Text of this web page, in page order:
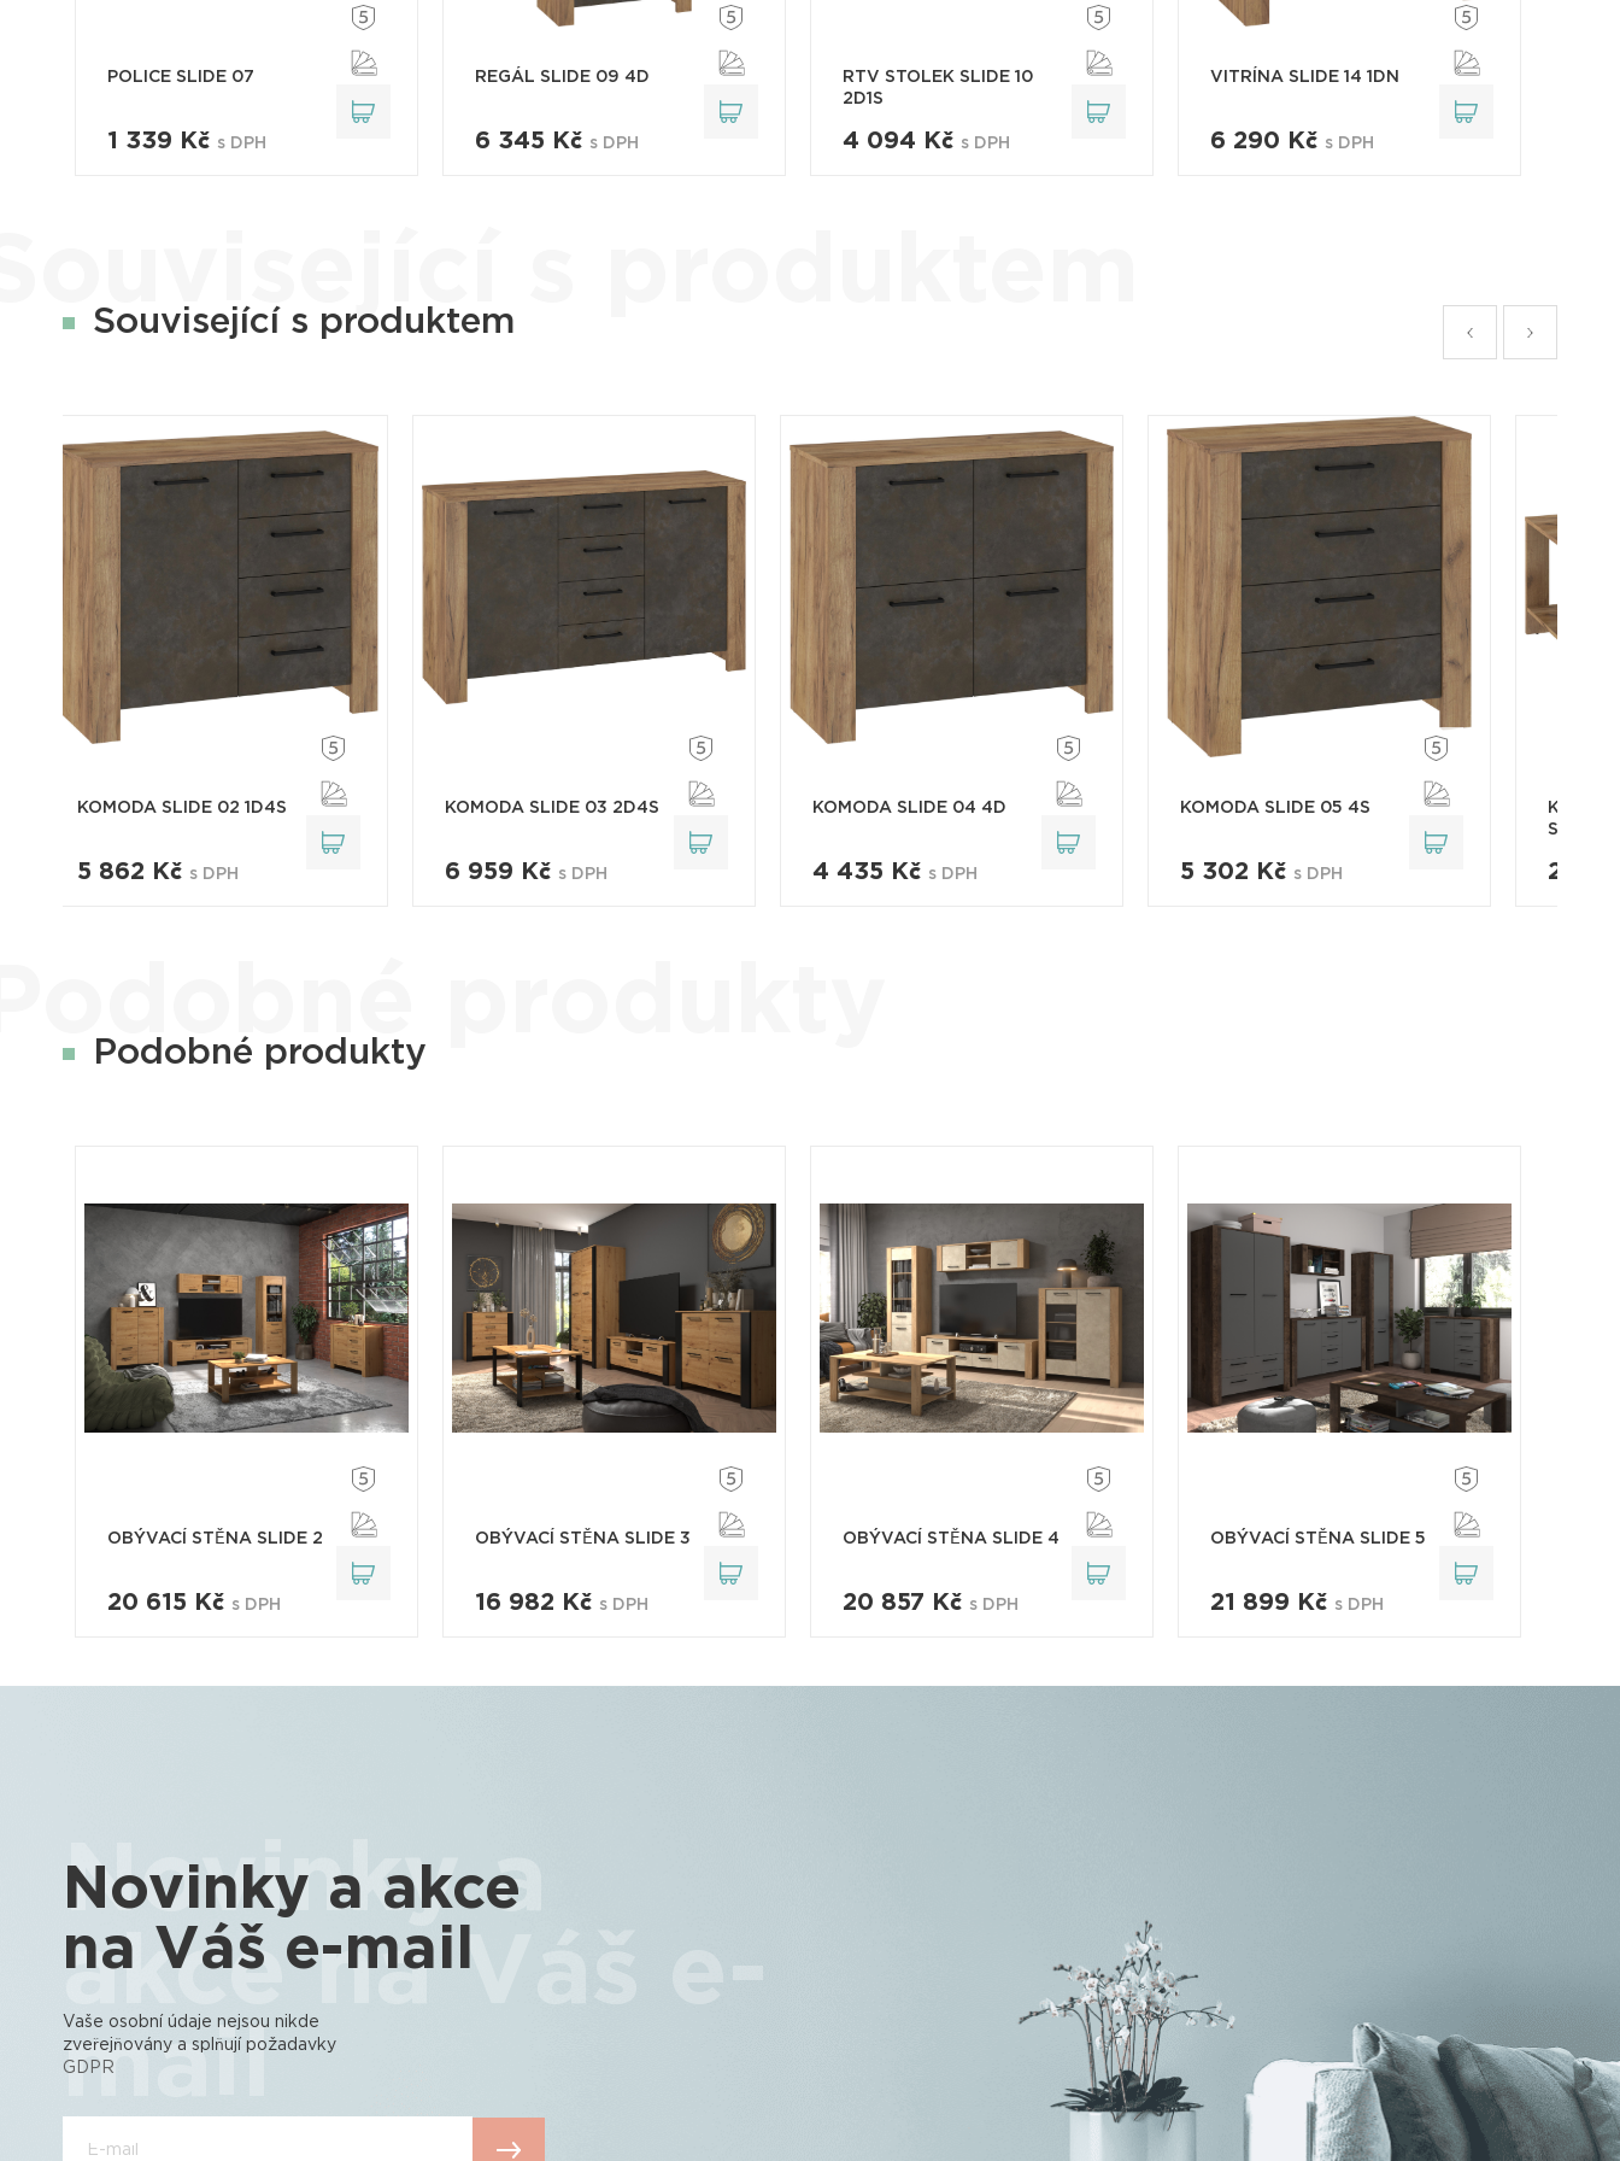
POLICE SLIDE 07
1 339 Kč s DPH
REGÁL SLIDE 09 4D
6 345 Kč s DPH
RTV STOLEK SLIDE 10
2D1S
4 094 Kč s DPH
VITRÍNA SLIDE 14 1DN
6 290 Kč s DPH
Související s produktem
KOMODA SLIDE 02 1D4S
5 862 Kč s DPH
KOMODA SLIDE 03 2D4S
6 959 Kč s DPH
KOMODA SLIDE 04 4D
4 435 Kč s DPH
KOMODA SLIDE 05 4S
5 302 Kč s DPH
SLIDE
2
Podobné produkty
OBÝVACÍ STĚNA SLIDE 2
20 615 Kč s DPH
OBÝVACÍ STĚNA SLIDE 3
16 982 Kč s DPH
OBÝVACÍ STĚNA SLIDE 4
20 857 Kč s DPH
OBÝVACÍ STĚNA SLIDE 5
21 899 Kč s DPH
Novinky a akce
na Váš e-mail
Novinky a
akce na Váš e-
mail
Vaše osobní údaje nejsou nikde
zveřejňovány a splňují požadavky
GDPR